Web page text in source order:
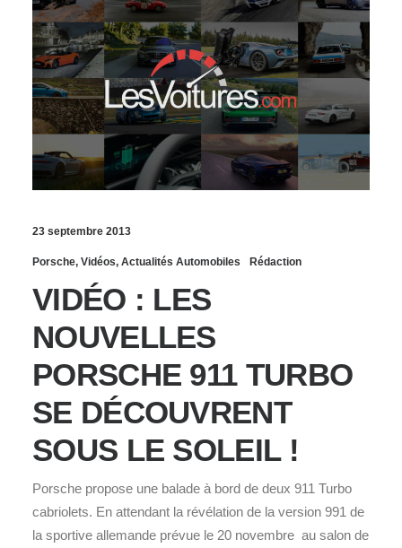
23 septembre 2013
Porsche, Vidéos, Actualités Automobiles Rédaction
VIDÉO : LES
NOUVELLES
PORSCHE 911 TURBO
SE DÉCOUVRENT
SOUS LE SOLEIL !
Porsche propose une balade à bord de deux 911 Turbo
cabriolets. En attendant la révélation de la version 991 de
la sportive allemande prévue le 20 novembre au salon de